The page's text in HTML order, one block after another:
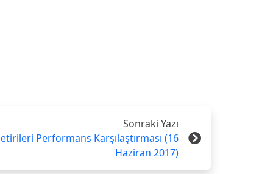
Sonraki Yazı
Performans Karşılaştırması (16
Haziran 2017)